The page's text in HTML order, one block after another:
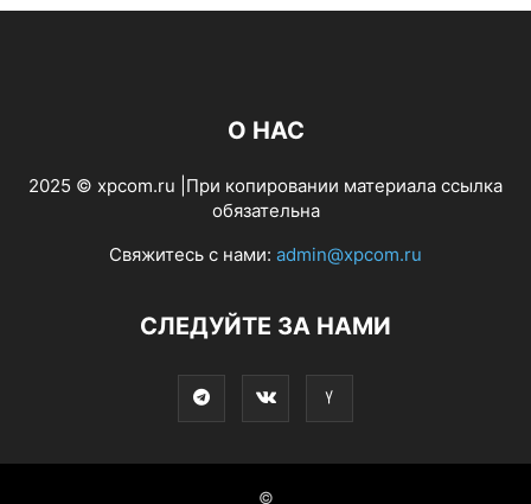
О НАС
2025 © xpcom.ru |При копировании материала ссылка
обязательна
Свяжитесь с нами: admin@xpcom.ru
СЛЕДУЙТЕ ЗА НАМИ
©